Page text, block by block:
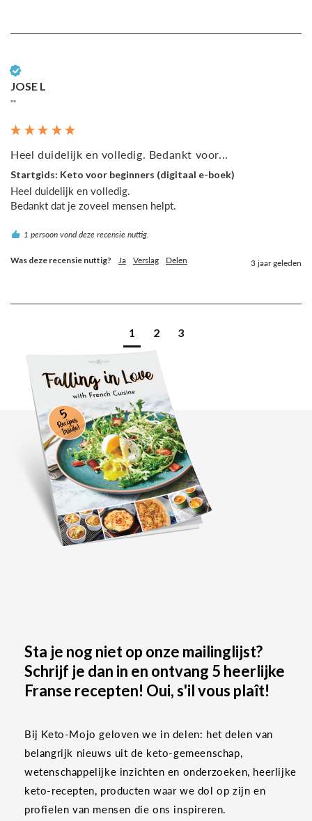
JOSE L
""
Heel duidelijk en volledig. Bedankt voor...
Startgids: Keto voor beginners (digitaal e-boek)
Heel duidelijk en volledig.
1 persoon vond deze recensie nuttig.
Was deze recensie nuttig? Ja Verslag Delen 3 jaar geleden
1 2 3
Sta je nog niet op onze mailinglijst?
Schrijf je dan in en ontvang 5 heerlijke
Franse recepten! Oui, s'il vous plaît!
Bij Keto-Mojo geloven we in delen: het delen van
belangrijk nieuws uit de keto-gemeenschap,
wetenschappelijke inzichten en onderzoeken, heerlijke
keto-recepten, producten waar we dol op zijn en
profielen van mensen die ons inspireren.